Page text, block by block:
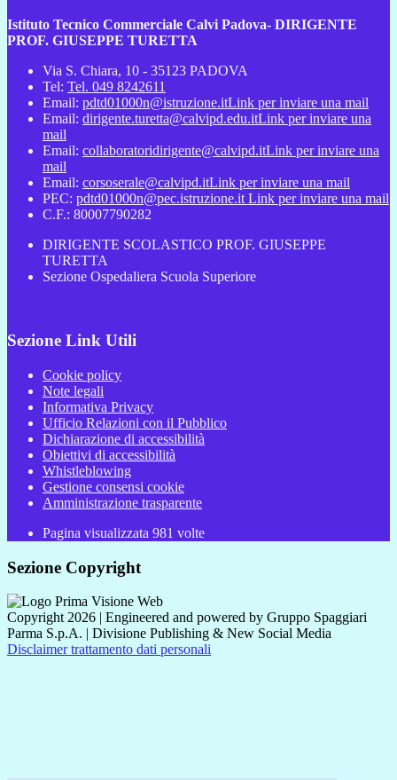
Istituto Tecnico Commerciale Calvi Padova- DIRIGENTE
PROF. GIUSEPPE TURETTA
Via S. Chiara, 10 - 35123 PADOVA
Tel: Tel. 049 8242611
Email: pdtd01000n@istruzione.itLink per inviare una mail
Email: dirigente.turetta@calvipd.edu.itLink per inviare una
mail
Email: collaboratoridirigente@calvipd.itLink per inviare una
mail
Email: corsoserale@calvipd.itLink per inviare una mail
PEC: pdtd01000n@pec.istruzione.it Link per inviare una mail
C.F.: 80007790282
DIRIGENTE SCOLASTICO PROF. GIUSEPPE
TURETTA
Sezione Ospedaliera Scuola Superiore
Sezione Link Utili
Cookie policy
Note legali
Informativa Privacy
Ufficio Relazioni con il Pubblico
Dichiarazione di accessibilità
Obiettivi di accessibilità
Whistleblowing
Gestione consensi cookie
Amministrazione trasparente
Pagina visualizzata 981 volte
Sezione Copyright
Copyright 2026 | Engineered and powered by Gruppo Spaggiari
Parma S.p.A. | Divisione Publishing & New Social Media
Disclaimer trattamento dati personali